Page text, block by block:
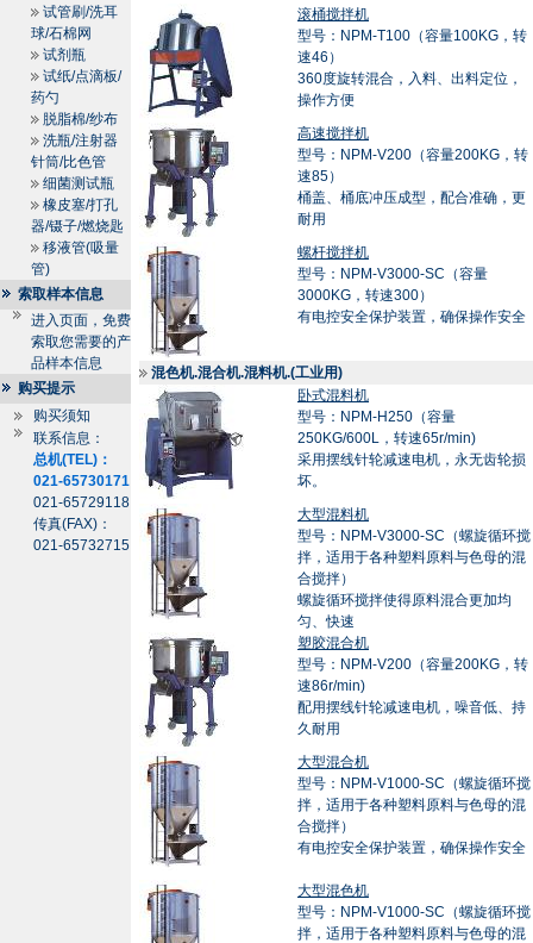
试管刷/洗耳
球/石棉网
试剂瓶
试纸/点滴板/
药勺
脱脂棉/纱布
洗瓶/注射器
针筒/比色管
细菌测试瓶
橡皮塞/打孔
器/镊子/燃烧匙
移液管(吸量
管)
索取样本信息
进入页面，免费
索取您需要的产
品样本信息
购买提示
购买须知
联系信息：
总机(TEL)：
021-65730171
021-65729118
传真(FAX)：
021-65732715
滚桶搅拌机
型号：NPM-T100（容量100KG，转
速46）
360度旋转混合，入料、出料定位，
操作方便
高速搅拌机
型号：NPM-V200（容量200KG，转
速85）
桶盖、桶底冲压成型，配合准确，更
耐用
螺杆搅拌机
型号：NPM-V3000-SC（容量
3000KG，转速300）
有电控安全保护装置，确保操作安全
混色机.混合机.混料机.(工业用)
卧式混料机
型号：NPM-H250（容量
250KG/600L，转速65r/min)
采用摆线针轮减速电机，永无齿轮损
坏。
大型混料机
型号：NPM-V3000-SC（螺旋循环搅
拌，适用于各种塑料原料与色母的混
合搅拌）
螺旋循环搅拌使得原料混合更加均
匀、快速
塑胶混合机
型号：NPM-V200（容量200KG，转
速86r/min)
配用摆线针轮减速电机，噪音低、持
久耐用
大型混合机
型号：NPM-V1000-SC（螺旋循环搅
拌，适用于各种塑料原料与色母的混
合搅拌）
有电控安全保护装置，确保操作安全
大型混色机
型号：NPM-V1000-SC（螺旋循环搅
拌，适用于各种塑料原料与色母的混